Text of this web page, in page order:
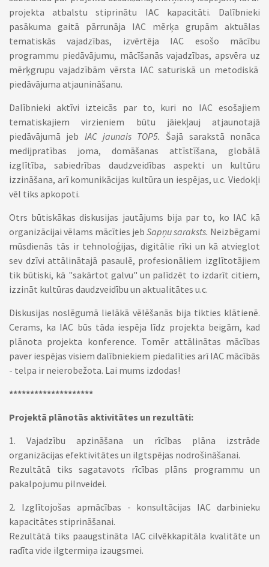
projekta atbalstu stiprinātu IAC kapacitāti. Dalībnieki
pasākuma gaitā pārrunāja IAC mērķa grupām aktuālas
tematiskās vajadzības, izvērtēja IAC esošo mācību
programmu piedāvājumu, mācīšanās vajadzības, apsvēra uz
mērķgrupu vajadzībām vērsta IAC saturiskā un metodiskā
piedāvājuma atjaunināšanu.
Dalībnieki aktīvi izteicās par to, kuri no IAC esošajiem
tematiskajiem virzieniem būtu jāiekļauj atjaunotajā
piedāvājumā jeb IAC jaunais TOP5. Šajā sarakstā nonāca
medijpratības joma, domāšanas attīstīšana, globālā
izglītība, sabiedrības daudzveidības aspekti un kultūru
izzināšana, arī komunikācijas kultūra un iespējas, u.c. Viedokļi
vēl tiks apkopoti.
Otrs būtiskākas diskusijas jautājums bija par to, ko IAC kā
organizācijai vēlams mācīties jeb Sapņu saraksts. Neizbēgami
mūsdienās tās ir tehnoloģijas, digitālie rīki un kā atvieglot
sev dzīvi attālinātajā pasaulē, profesionāliem izglītotājiem
tik būtiski, kā "sakārtot galvu" un palīdzēt to izdarīt citiem,
izzināt kultūras daudzveidību un aktualitātes u.c.
Diskusijas noslēgumā lielākā vēlēšanās bija tikties klātienē.
Cerams, ka IAC būs tāda iespēja līdz projekta beigām, kad
plānota projekta konference. Tomēr attālinātas mācības
paver iespējas visiem dalībniekiem piedalīties arī IAC mācībās
- telpa ir neierobežota. Lai mums izdodas!
********************
Projektā plānotās aktivitātes un rezultāti:
1. Vajadzību apzināšana un rīcības plāna izstrāde
organizācijas efektivitātes un ilgtspējas nodrošināšanai.
Rezultātā tiks sagatavots rīcības plāns programmu un
pakalpojumu pilnveidei.
2. Izglītojošas apmācības - konsultācijas IAC darbinieku
kapacitātes stiprināšanai.
Rezultātā tiks paaugstināta IAC cilvēkkapitāla kvalitāte un
radīta vide ilgtermiņa izaugsmei.